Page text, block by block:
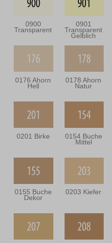
0900
Transparent
0901
Transparent
Gelblich
0176 Ahorn
Hell
0178 Ahorn
Natur
0201 Birke 0154 Buche
Mittel
0155 Buche
Dekor
0203 Kiefer